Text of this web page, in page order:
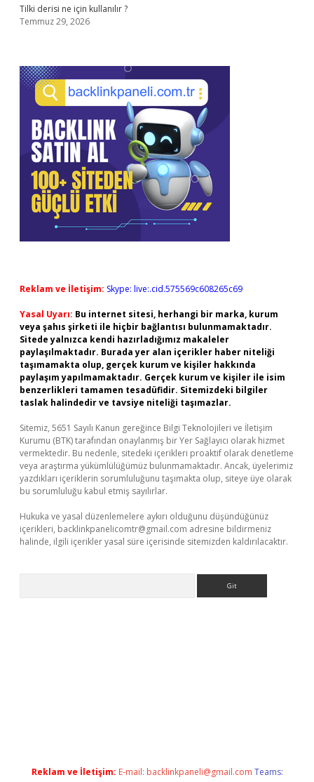
Tilki derisi ne için kullanılır ?
Temmuz 29, 2026
Reklam ve İletişim: Skype: live:.cid.575569c608265c69
Yasal Uyarı: Bu internet sitesi, herhangi bir marka, kurum
veya şahıs şirketi ile hiçbir bağlantısı bulunmamaktadır.
Sitede yalnızca kendi hazırladığımız makaleler
paylaşılmaktadır. Burada yer alan içerikler haber niteliği
taşımamakta olup, gerçek kurum ve kişiler hakkında
paylaşım yapılmamaktadır. Gerçek kurum ve kişiler ile isim
benzerlikleri tamamen tesadüfidir. Sitemizdeki bilgiler
taslak halindedir ve tavsiye niteliği taşımazlar.
Sitemiz, 5651 Sayılı Kanun gereğince Bilgi Teknolojileri ve İletişim
Kurumu (BTK) tarafından onaylanmış bir Yer Sağlayıcı olarak hizmet
vermektedir. Bu nedenle, sitedeki içerikleri proaktif olarak denetleme
veya araştırma yükümlülüğümüz bulunmamaktadır. Ancak, üyelerimiz
yazdıkları içeriklerin sorumluluğunu taşımakta olup, siteye üye olarak
bu sorumluluğu kabul etmiş sayılırlar.
Hukuka ve yasal düzenlemelere aykırı olduğunu düşündüğünüz
içerikleri, backlinkpanelicomtr@gmail.com adresine bildirmeniz
halinde, ilgili içerikler yasal süre içerisinde sitemizden kaldırılacaktır.
Reklam ve İletişim: E-mail: backlinkpaneli@gmail.com Teams: